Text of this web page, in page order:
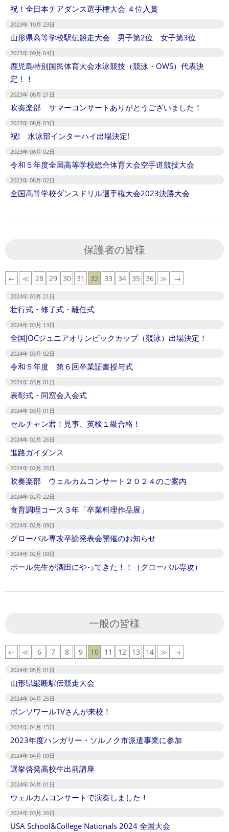
祝！全日本チアダンス選手権大会 ４位入賞
2023年 10月 23日
山形県高等学校駅伝競走大会 男子第2位 女子第3位
2023年 09月 04日
鹿児島特別国民体育大会水泳競技（競泳・OWS）代表決
定！！
2023年 08月 21日
吹奏楽部 サマーコンサートありがとうございました！
2023年 08月 03日
祝! 水泳部インターハイ出場決定!
2023年 08月 02日
令和５年度全国高等学校総合体育大会空手道競技大会
2023年 08月 02日
全国高等学校ダンスドリル選手権大会2023決勝大会
保護者の皆様
← ≪ 28 29 30 31 32 33 34 35 36 ≫ →
2024年 03月 21日
壮行式・修了式・離任式
2024年 03月 13日
全国JOCジュニアオリンピックカップ（競泳）出場決定！
2024年 03月 02日
令和５年度 第６回卒業証書授与式
2024年 03月 01日
表彰式・同窓会入会式
2024年 03月 01日
セルチャン君！見事、英検１級合格！
2024年 02月 26日
進路ガイダンス
2024年 02月 26日
吹奏楽部 ウェルカムコンサート２０２４のご案内
2024年 02月 22日
食育調理コース３年「卒業料理作品展」
2024年 02月 09日
グローバル専攻卒論発表会開催のお知らせ
2024年 02月 09日
ポール先生が酒田にやってきた！！（グローバル専攻）
一般の皆様
← ≪ 6 7 8 9 10 11 12 13 14 ≫ →
2024年 05月 01日
山形県縦断駅伝競走大会
2024年 04月 25日
ボンソワールTVさんが来校！
2024年 04月 15日
2023年度ハンガリー・ソルノク市派遣事業に参加
2024年 04月 09日
選挙啓発高校生出前講座
2024年 04月 01日
ウェルカムコンサートで演奏しました！
2024年 03月 26日
USA School&College Nationals 2024 全国大会